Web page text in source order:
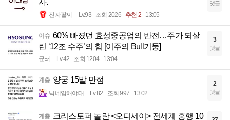
사.
전자팔찌 Lv.93 조회 2026 추천 2 13:05
댓글
이슈 60% 빠졌던 효성중공업의 반전…주가 되살
린 ‘12조 수주’의 힘 [이주의 Bull기둥]
균터 Lv.42 조회 1204 13:04
3
댓글
계층 양궁 15발 만점
닉네임해야대 Lv.82 조회 997 13:02
2
댓글
계층 크리스토퍼 놀란 <오디세이> 전세계 흥행 10